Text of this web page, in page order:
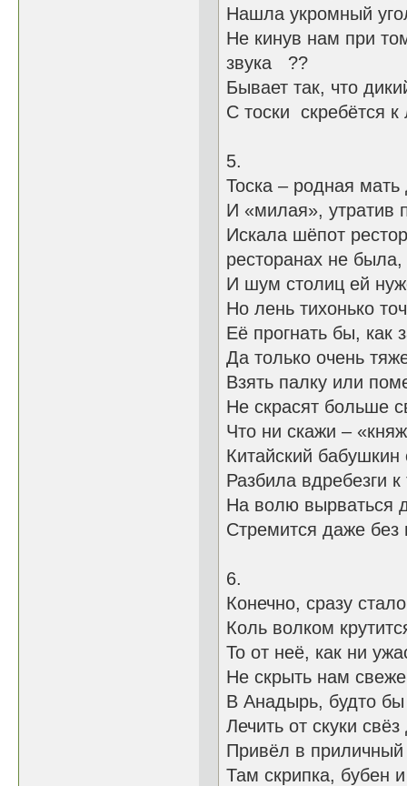
Нашла укромный
Не кинув нам
звука ??
Бывает так,
С тоски
5.
Тоска –
И «милая»,
Искала шёпот
ресторанах не
И шум столиц ей
Но лень тихонько
Её прогнать
Да только очень
Взять палку или
Не скрасят больше
Что ни скажи –
Китайский бабушкин
Разбила вдребезги
На волю вырваться
Стремится даже без
6.
Конечно, сразу
Коль волком
То от неё, как ни
Не скрыть нам
В Анадырь, будто бы
Лечить от скуки
Привёл в приличный
Там скрипка, бубен